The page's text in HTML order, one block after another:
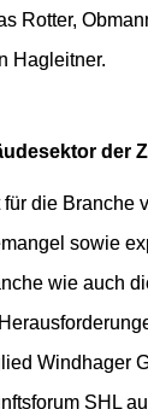
Rotter,
Hagleitner.
der
die Branche
sowie
wie auch
Windhager
SHL